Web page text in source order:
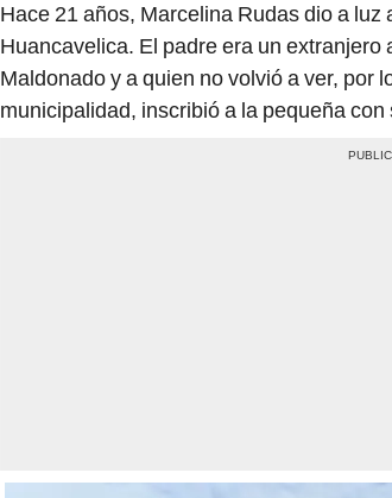
Hace 21 años, Marcelina Rudas dio a luz
Huancavelica. El padre era un
Maldonado y a quien no volvió a ver, por
municipalidad, inscribió a la pequeña